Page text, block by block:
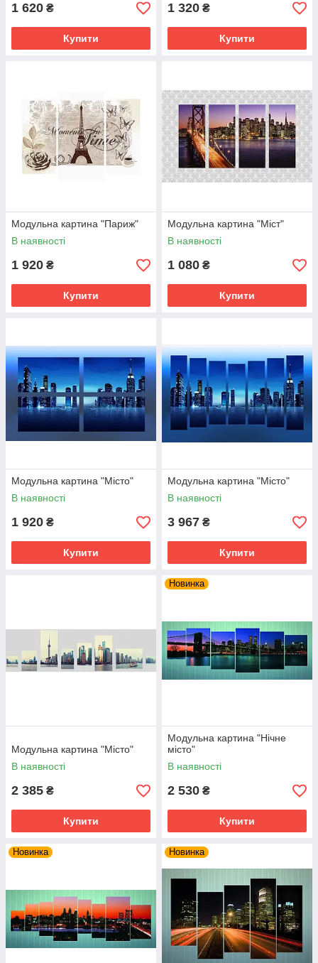
1 620 ₴
Купити
1 320 ₴
Купити
Модульна картина "Париж"
В наявності
1 920 ₴
Купити
Модульна картина "Міст"
В наявності
1 080 ₴
Купити
Модульна картина "Місто"
В наявності
1 920 ₴
Купити
Модульна картина "Місто"
В наявності
3 967 ₴
Купити
Модульна картина "Місто"
В наявності
2 385 ₴
Купити
Новинка
Модульна картина "Нічне
місто"
В наявності
2 530 ₴
Купити
Новинка Новинка